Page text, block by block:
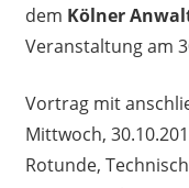
dem Kölner
Veranstaltung am
Vortrag mit
Mittwoch,
Rotunde,